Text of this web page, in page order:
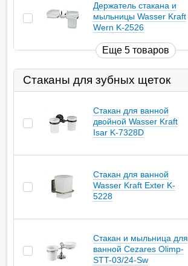
Держатель стакана и
мыльницы Wasser Kraft
Wern K-2526
Еще 5 товаров
Стаканы для зубных щеток
Стакан для ванной
двойной Wasser Kraft
Isar K-7328D
Стакан для ванной
Wasser Kraft Exter K-
5228
Стакан и мыльница для
ванной Cezares Olimp-
STT-03/24-Sw